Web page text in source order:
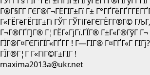
Г®Г§Г­Г ГЄГ®Г¬ГЁГІГ±Гї Г±
Г«ГЁГёГЁГІГ±Гї ГЎГ ГЎГіГёГЄГЁГ­Г®Г©
Г¬Г®ГҐГЈГ® Г¦ГЁГ«ГјГї.ГЇГ® Г±Г«Г®ГўГ
ГЇГ®Г¤ГЄГіГЇГ«ГҐГ­Г ! Г—ГІГ® Г¤ГҐГ«Г
ГЇГ®Г¦Г Г«ГіГ©Г±ГІГ !
maxima2013a@ukr.net